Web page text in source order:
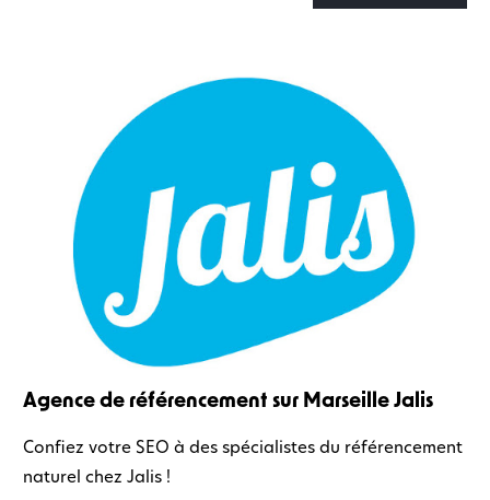
Agence de référencement sur Marseille Jalis
Confiez votre SEO à des spécialistes du référencement
naturel chez Jalis !